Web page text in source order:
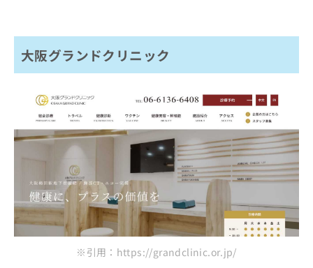
大阪グランドクリニック
※引用：https://grandclinic.or.jp/